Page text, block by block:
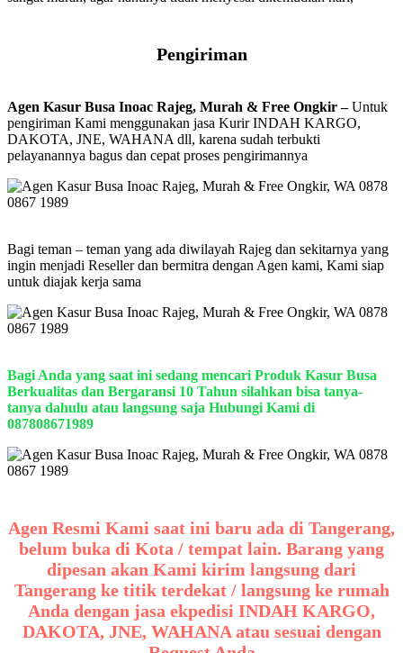
Pengiriman
Agen Kasur Busa Inoac Rajeg, Murah & Free Ongkir –Untuk
pengiriman Kami menggunakan jasa Kurir INDAH KARGO,
DAKOTA, JNE, WAHANA dll, karena sudah terbukti
pelayanannya bagus dan cepat proses pengirimannya
Bagi teman – teman yang ada diwilayah Rajeg dan sekitarnya yang
ingin menjadi Reseller dan bermitra dengan Agen kami, Kami siap
untuk diajak kerja sama
Bagi Anda yang saat ini sedang mencari Produk Kasur Busa
Berkualitas dan Bergaransi 10 Tahun silahkan bisa tanya-
tanya dahulu atau langsung saja Hubungi Kami di
087808671989
Agen Resmi Kami saat ini baru ada di Tangerang,
belum buka di Kota / tempat lain. Barang yang
dipesan akan Kami kirim langsung dari
Tangerang ke titik terdekat / langsung ke rumah
Anda dengan jasa ekpedisi INDAH KARGO,
DAKOTA, JNE, WAHANA atau sesuai dengan